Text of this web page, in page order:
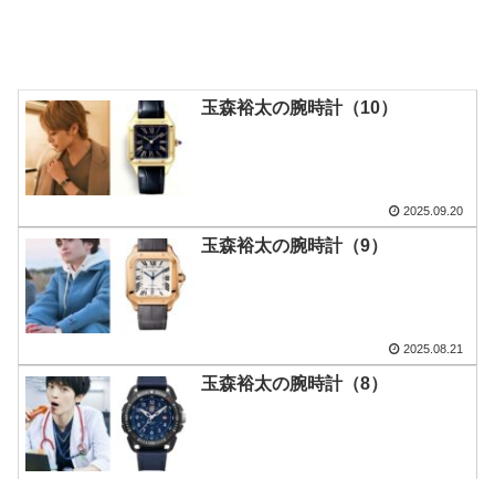
玉森裕太の腕時計（10）
2025.09.20
玉森裕太の腕時計（9）
2025.08.21
玉森裕太の腕時計（8）